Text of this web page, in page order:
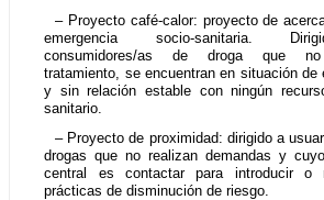
– Proyecto café-calor: proyecto de
emergencia socio-sanitaria.
consumidores/as de droga que
tratamiento, se encuentran en situación de
y sin relación estable con ningún
sanitario.
– Proyecto de proximidad: dirigido a
drogas que no realizan demandas y
central es contactar para introducir o
prácticas de disminución de riesgo.